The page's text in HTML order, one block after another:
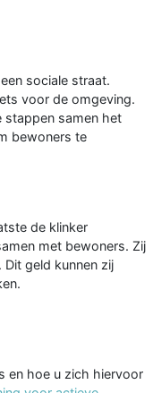
sociale straat.
voor de omgeving.
stappen samen het
bewoners te
de klinker
met bewoners. Zij
geld kunnen zij
en hoe u zich hiervoor